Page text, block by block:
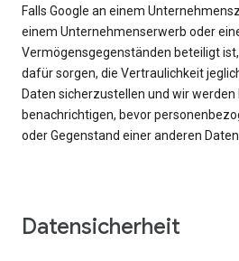
Falls Google an einem
einem Unternehmenserwerb oder
Vermögensgegenständen beteiligt
dafür sorgen, die Vertraulichkeit
Daten sicherzustellen und wir
benachrichtigen, bevor
oder Gegenstand einer anderen
Datensicherheit